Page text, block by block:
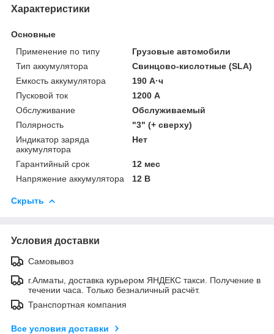
Характеристики
Основные
Применение по типу
Грузовые автомобили
Тип аккумулятора
Свинцово-кислотные (SLA)
Емкость аккумулятора
190 А·ч
Пусковой ток
1200 А
Обслуживание
Обслуживаемый
Полярность
"3" (+ сверху)
Индикатор заряда
аккумулятора
Нет
Гарантийный срок
12 мес
Напряжение аккумулятора
12 В
Скрыть
Условия доставки
Самовывоз
г.Алматы, доставка курьером ЯНДЕКС такси. Получение в
течении часа. Только безналичный расчёт.
Транспортная компания
Все условия доставки